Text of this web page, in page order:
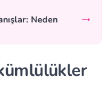
Neden
→